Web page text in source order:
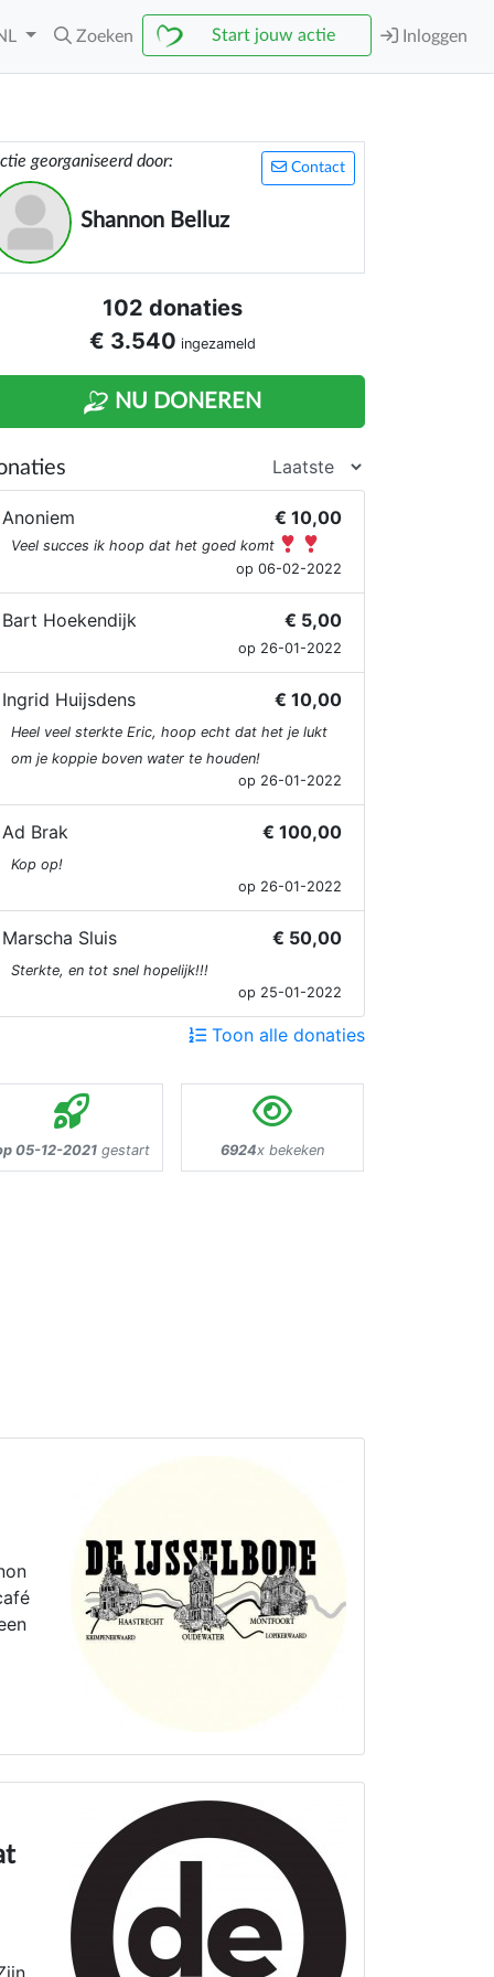
Zoeken Start jouw actie Inloggen
Contact
georganiseerd door:
Shannon Belluz
102 donaties
€ 3.540 ingezameld
NU DONEREN
Anoniem € 10,00
Veel succes ik hoop dat het goed komt
op 06-02-2022
Bart Hoekendijk € 5,00
op 26-01-2022
Ingrid Huijsdens € 10,00
Heel veel sterkte Eric, hoop echt dat het je lukt
om je koppie boven water te houden!
op 26-01-2022
Ad Brak € 100,00
Kop op!
op 26-01-2022
Marscha Sluis € 50,00
Sterkte, en tot snel hopelijk!!!
op 25-01-2022
Toon alle donaties
05-12-2021gestart 6924x bekeken